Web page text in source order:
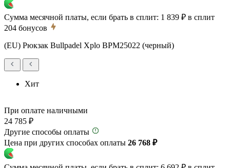
Сумма месячной платы, если брать в сплит: 1 839 ₽ в сплит
204 бонусов
(EU) Рюкзак Bullpadel Xplo BPM25022 (черный)
Хит
При оплате наличными
24 785 ₽
Другие способы оплаты
Цена при других способах оплаты 26 768 ₽